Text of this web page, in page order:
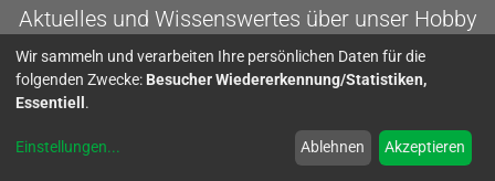
Aktuelles und Wissenswertes über unser Hobby
- die Fuchsie.
Wir sammeln und verarbeiten Ihre persönlichen Daten für die
folgenden Zwecke: Besucher Wiedererkennung/Statistiken,
Essentiell .
Einstellungen... Ablehnen Akzeptieren